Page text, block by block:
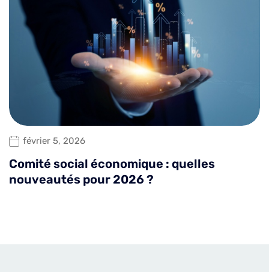
février 5, 2026
Comité social économique : quelles
nouveautés pour 2026 ?